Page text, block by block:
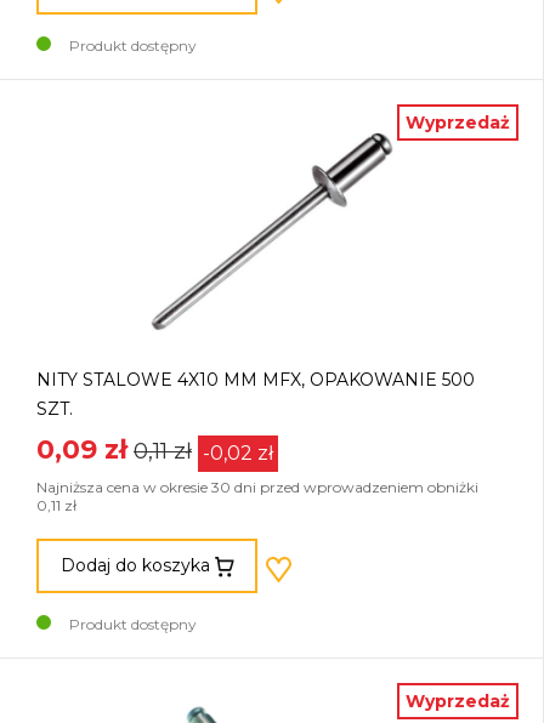
Produkt dostępny
Wyprzedaż
NITY STALOWE 4X10 MM MFX, OPAKOWANIE 500
SZT.
0,09 zł 0,11 zł -0,02 zł
Najniższa cena w okresie 30 dni przed wprowadzeniem obniżki
0,11 zł
Dodaj do koszyka
Produkt dostępny
Wyprzedaż